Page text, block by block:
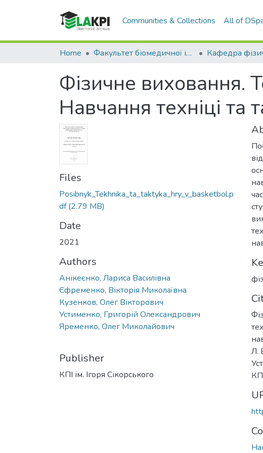
Communities & Collections All of
Home Факультет біомедичної інженерії (ФБМІ)
Фізичне виховання.
Навчання техніці та
Files
Posibnyk_Tekhnika_ta_taktyka_hry_v_basketbol.p
df(2.79 MB)
Date
2021
Authors
Анікеєнко, Лариса Василівна
Єфременко, Вікторія Миколаївна
Кузенков, Олег Вікторович
Устименко, Григорій Олександрович
Яременко, Олег Миколайович
Publisher
КПІ ім. Ігоря Сікорського
Л.